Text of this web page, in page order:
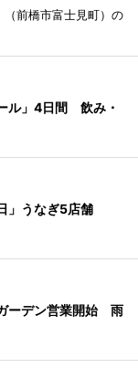
（前橋市富士見町）の
ル」4日間 飲み・
」うなぎ5店舗
ーデン営業開始 雨